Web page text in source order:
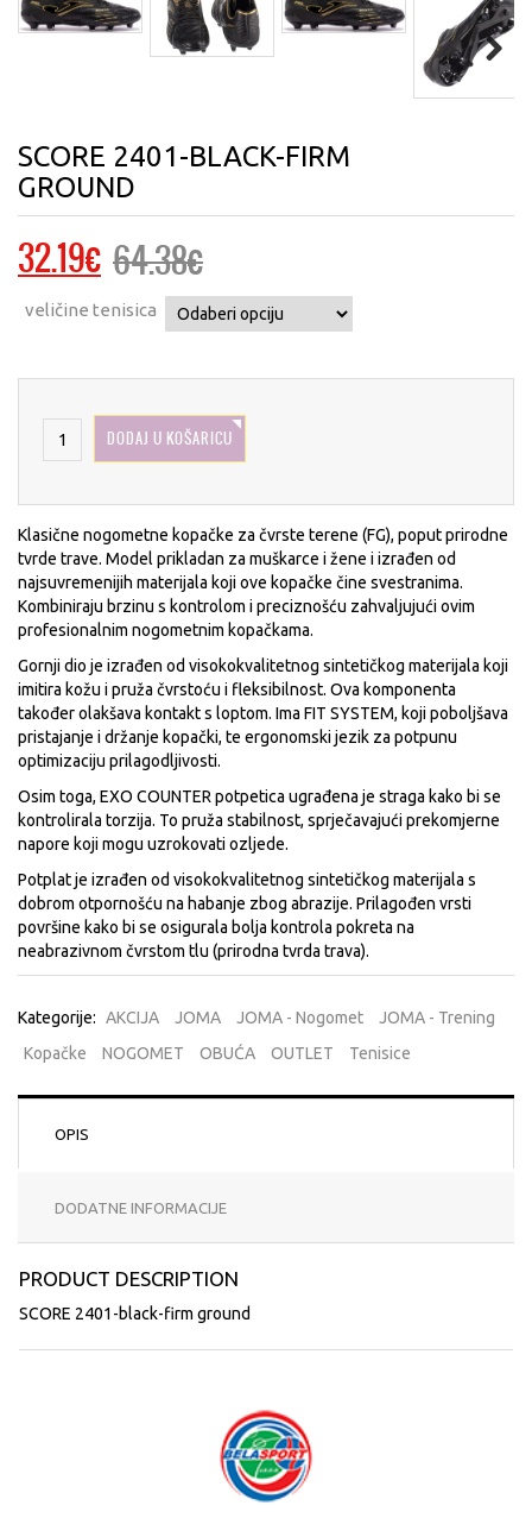
SCORE 2401-BLACK-FIRM
GROUND
64.38€
Izvorna
cijena
64.38€.
32.19€ Trenutna
cijena
veličine tenisica
DODAJ U KOŠARICU
Klasične nogometne kopačke za čvrste terene (FG), poput prirodne
tvrde trave. Model prikladan za muškarce i žene i izrađen od
najsuvremenijih materijala koji ove kopačke čine svestranima.
Kombiniraju brzinu s kontrolom i preciznošću zahvaljujući ovim
profesionalnim nogometnim kopačkama.
Gornji dio je izrađen od visokokvalitetnog sintetičkog materijala koji
imitira kožu i pruža čvrstoću i fleksibilnost. Ova komponenta
također olakšava kontakt s loptom. Ima FIT SYSTEM, koji poboljšava
pristajanje i držanje kopački, te ergonomski jezik za potpunu
optimizaciju prilagodljivosti.
Osim toga, EXO COUNTER potpetica ugrađena je straga kako bi se
kontrolirala torzija. To pruža stabilnost, sprječavajući prekomjerne
napore koji mogu uzrokovati ozljede.
Potplat je izrađen od visokokvalitetnog sintetičkog materijala s
dobrom otpornošću na habanje zbog abrazije. Prilagođen vrsti
površine kako bi se osigurala bolja kontrola pokreta na
neabrazivnom čvrstom tlu (prirodna tvrda trava).
Kategorije: AKCIJA JOMA JOMA - Nogomet
JOMA - Trening
Kopačke
NOGOMET OBUĆA OUTLET Tenisice
OPIS
DODATNE INFORMACIJE
PRODUCT DESCRIPTION
SCORE 2401-black-firm ground